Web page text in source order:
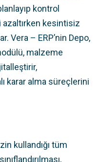
kontrol
kesintisiz
Vera – ERP’nin Depo,
malzeme
karar alma süreçlerini
kullandığı tüm